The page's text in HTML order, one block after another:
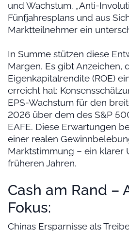
und Wachstum. „Anti-
Fünfjahresplans und aus
Marktteilnehmer ein
In Summe stützen diese
Margen. Es gibt Anzeichen,
Eigenkapitalrendite (ROE)
erreicht hat:
EPS-Wachstum für den
2026 über dem des S&P
EAFE. Diese Erwartungen
einer realen
Marktstimmung – ein klarer
früheren Jahren.
Cash am Rand –
Fokus:
Chinas Ersparnisse als